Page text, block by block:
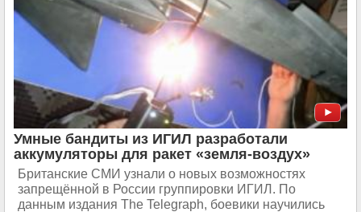
Умные бандиты из ИГИЛ разработали
аккумуляторы для ракет «земля-воздух»
Британские СМИ узнали о новых возможностях
запрещённой в России группировки ИГИЛ. По
данным издания The Telegraph, боевики научились